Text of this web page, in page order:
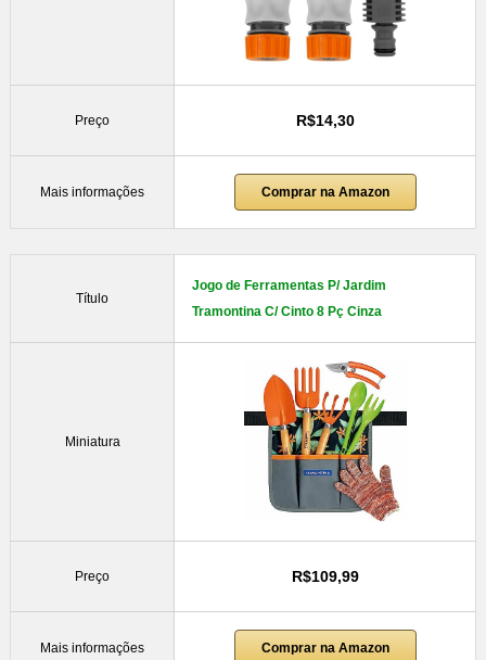
Preço R$14,30
Mais informações Comprar na Amazon
Título
Jogo de Ferramentas P/ Jardim
Tramontina C/ Cinto 8 Pç Cinza
Miniatura
Preço R$109,99
Mais informações Comprar na Amazon